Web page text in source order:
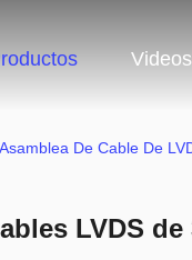
Videos
Asamblea De Cable De
LVDS de